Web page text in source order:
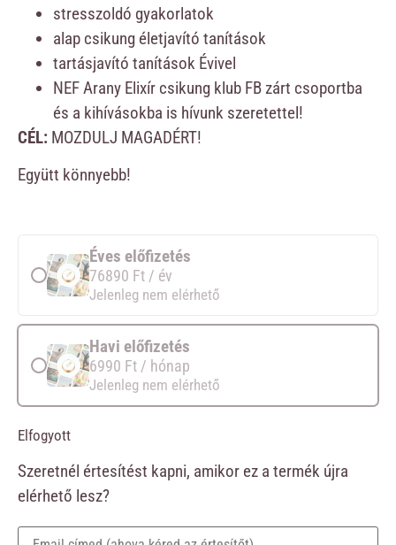
stresszoldó gyakorlatok
alap csikung életjavító tanítások
tartásjavító tanítások Évivel
NEF Arany Elixír csikung klub FB zárt csoportba
és a kihívásokba is hívunk szeretettel!
CÉL: MOZDULJ MAGADÉRT!
Együtt könnyebb!
Éves előfizetés
76890 Ft / év
Jelenleg nem elérhető
Havi előfizetés
6990 Ft / hónap
Jelenleg nem elérhető
Elfogyott
Szeretnél értesítést kapni, amikor ez a termék újra
elérhető lesz?